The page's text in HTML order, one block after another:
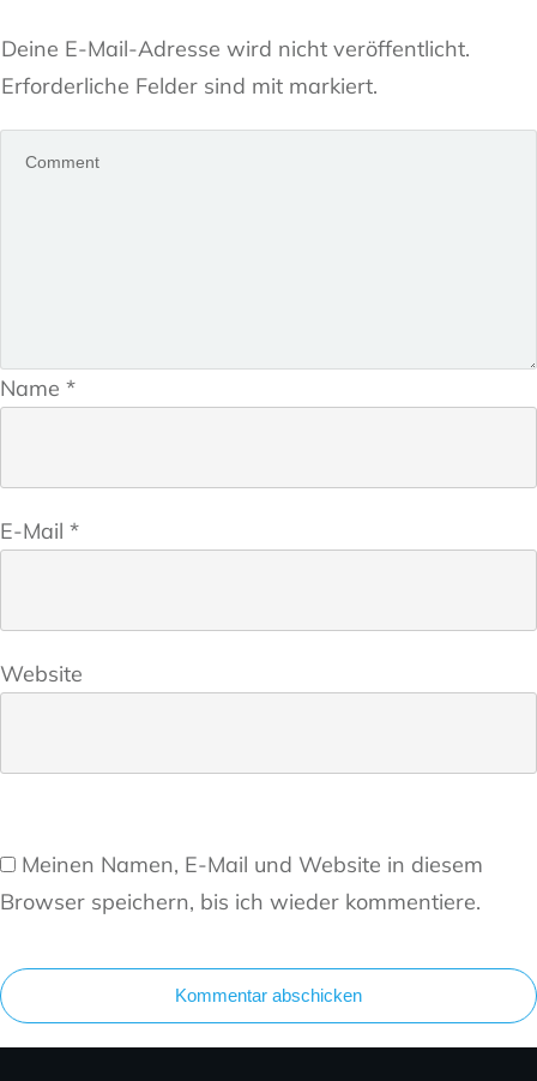
Deine E-Mail-Adresse wird nicht veröffentlicht.
Erforderliche Felder sind mit markiert.
Name *
E-Mail *
Website
Meinen Namen, E-Mail und Website in diesem
Browser speichern, bis ich wieder kommentiere.
Kommentar abschicken